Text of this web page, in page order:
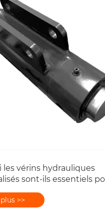
les vérins hydrauliques
sont-ils essentiels
industrielle ?
>>